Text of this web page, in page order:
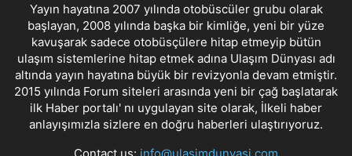
Yayın hayatına 2007 yılında otobüscüler grubu olarak
başlayan, 2008 yılında başka bir kimliğe, yeni bir yüze
kavuşarak sadece otobüsçülere hitap etmeyip bütün
ulaşım sistemlerine hitap etmek adına Ulaşım Dünyası adı
altında yayın hayatına büyük bir revizyonla devam etmiştir.
2015 yılında Forum siteleri arasında yeni bir çağ başlatarak
ilk Haber portalı' nı uygulayan site olarak, İlkeli haber
anlayışımızla sizlere en doğru haberleri ulaştırıyoruz.
Contact us: info@ulasimdunyasi.com